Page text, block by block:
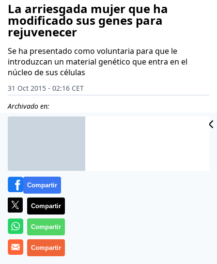
La arriesgada mujer que ha
modificado sus genes para
rejuvenecer
Se ha presentado como voluntaria para que le
introduzcan un material genético que entra en el
núcleo de sus células
31 Oct 2015 - 02:16 CET
Archivado en:
Compartir
Compartir
Compartir
Compartir